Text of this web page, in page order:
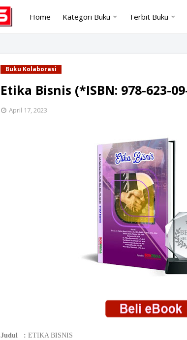
Home Kategori Buku Terbit Buku
Buku Kolaborasi
Etika Bisnis (*ISBN: 978-623-
April 17, 2023
Judul : ETIKA BISNIS